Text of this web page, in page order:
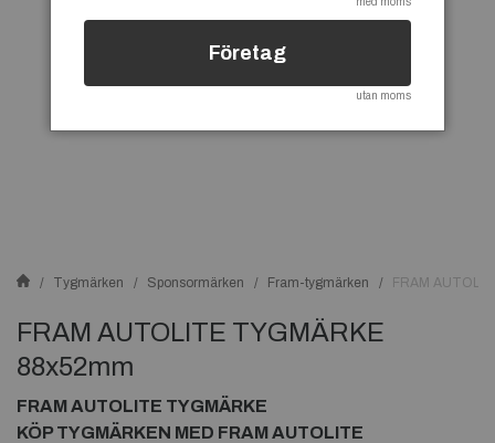
Tygmärken Sponsormärken Fram-tygmärken FRAM
FRAM AUTOLITE TYGMÄRKE
88x52mm
FRAM AUTOLITE TYGMÄRKE
KÖP TYGMÄRKEN MED FRAM AUTOLITE
Företag
utan moms